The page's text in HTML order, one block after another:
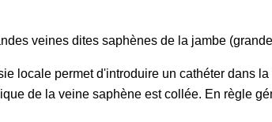
veines dites saphènes de la jambe
locale permet d'introduire un cathéter dans
de la veine saphène est collée. En règle